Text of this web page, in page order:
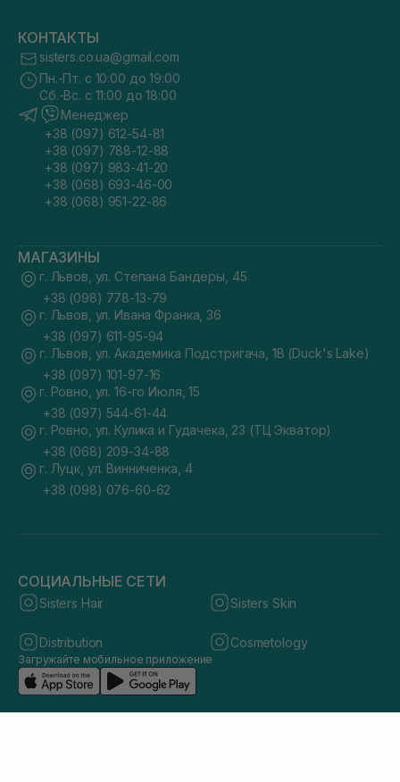
КОНТАКТЫ
sisters.co.ua@gmail.com
Пн.-Пт. с 10:00 до 19:00
Сб.-Вс. с 11:00 до 18:00
Менеджер
+38 (097) 612-54-81
+38 (097) 788-12-88
+38 (097) 983-41-20
+38 (068) 693-46-00
+38 (068) 951-22-86
МАГАЗИНЫ
г. Львов, ул. Степана Бандеры, 45
+38 (098) 778-13-79
г. Львов, ул. Ивана Франка, 36
+38 (097) 611-95-94
г. Львов, ул. Академика Подстригача, 1В (Duck's Lake)
+38 (097) 101-97-16
г. Ровно, ул. 16-го Июля, 15
+38 (097) 544-61-44
г. Ровно, ул. Кулика и Гудачека, 23 (ТЦ Экватор)
+38 (068) 209-34-88
г. Луцк, ул. Винниченка, 4
+38 (098) 076-60-62
СОЦИАЛЬНЫЕ СЕТИ
Sisters Hair Sisters Skin
Distribution Cosmetology
Загружайте мобильное приложение